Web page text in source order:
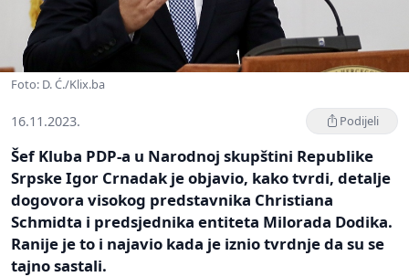
Foto: D. Ć./Klix.ba
16.11.2023. Podijeli
Šef Kluba PDP-a u Narodnoj skupštini Republike
Srpske Igor Crnadak je objavio, kako tvrdi, detalje
dogovora visokog predstavnika Christiana
Schmidta i predsjednika entiteta Milorada Dodika.
Ranije je to i najavio kada je iznio tvrdnje da su se
tajno sastali.